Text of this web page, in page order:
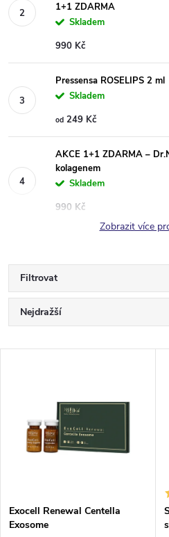
1+1 ZDARMA
Skladem
990 Kč
Pressensa ROSELIPS 2 ml
Skladem
od 249 Kč
AKCE 1+1 ZDARMA –
kolagenem
Skladem
990 Kč
Zobrazit více
Filtrovat
Ř
a
p
Nejdražší
s
Exocell Renewal Centella
Exosome